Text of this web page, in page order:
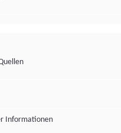
Informationen